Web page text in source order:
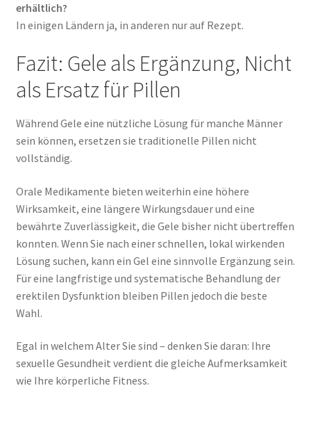
erhältlich?
In einigen Ländern ja, in anderen nur auf Rezept.
Fazit: Gele als Ergänzung, Nicht
als Ersatz für Pillen
Während Gele eine nützliche Lösung für manche Männer
sein können, ersetzen sie traditionelle Pillen nicht
vollständig.
Orale Medikamente bieten weiterhin eine höhere
Wirksamkeit, eine längere Wirkungsdauer und eine
bewährte Zuverlässigkeit, die Gele bisher nicht übertreffen
konnten. Wenn Sie nach einer schnellen, lokal wirkenden
Lösung suchen, kann ein Gel eine sinnvolle Ergänzung sein.
Für eine langfristige und systematische Behandlung der
erektilen Dysfunktion bleiben Pillen jedoch die beste
Wahl.
Egal in welchem Alter Sie sind – denken Sie daran: Ihre
sexuelle Gesundheit verdient die gleiche Aufmerksamkeit
wie Ihre körperliche Fitness.